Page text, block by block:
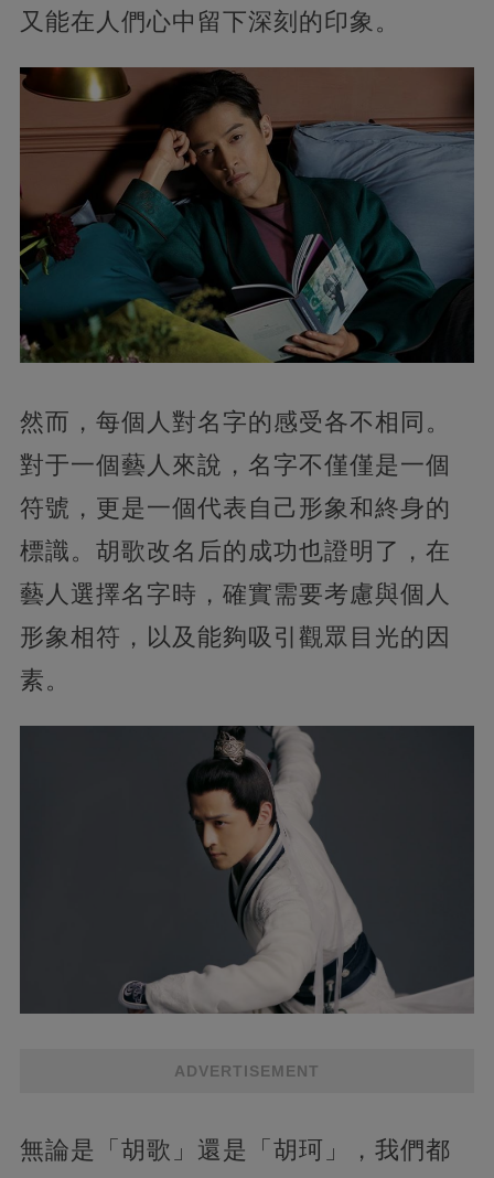
又能在人們心中留下深刻的印象。
然而，每個人對名字的感受各不相同。
對于一個藝人來說，名字不僅僅是一個
符號，更是一個代表自己形象和終身的
標識。胡歌改名后的成功也證明了，在
藝人選擇名字時，確實需要考慮與個人
形象相符，以及能夠吸引觀眾目光的因
素。
ADVERTISEMENT
無論是「胡歌」還是「胡珂」，我們都